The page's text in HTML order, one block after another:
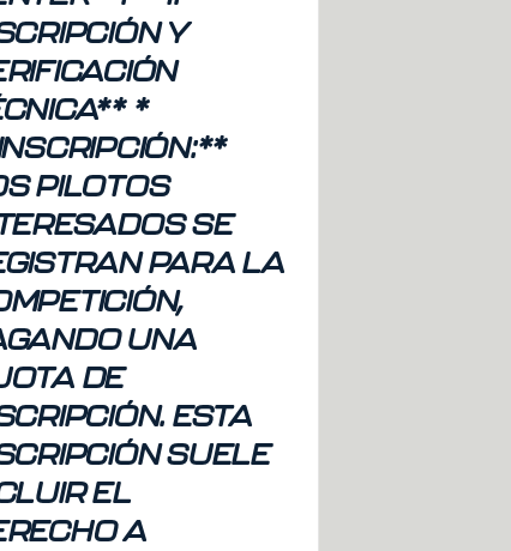
Y
*
PILOTOS
SE
PARA LA
UNA
DE
ESTA
SUELE
EL
A